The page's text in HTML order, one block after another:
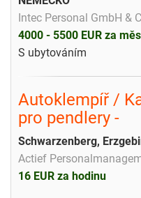
Intec Personal GmbH &
4000 - 5500 EUR za
S ubytováním
Autoklempíř /
pro pendlery -
Schwarzenberg,
Actief
16 EUR za hodinu